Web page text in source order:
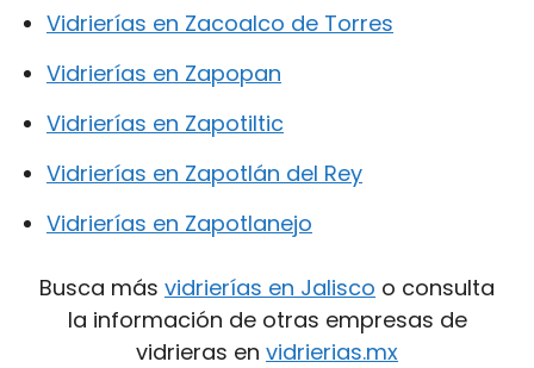
Vidrierías en Zacoalco de Torres
Vidrierías en Zapopan
Vidrierías en Zapotiltic
Vidrierías en Zapotlán del Rey
Vidrierías en Zapotlanejo
Busca más vidrierías en Jalisco o consulta
la información de otras empresas de
vidrieras en vidrierias.mx